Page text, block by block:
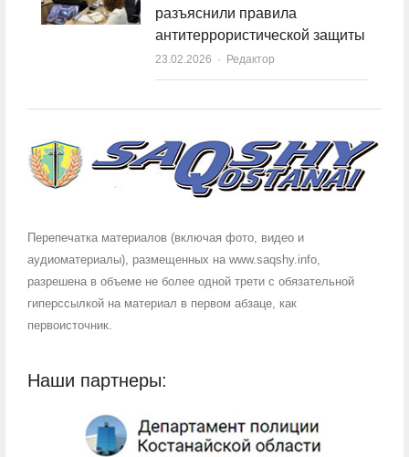
разъяснили правила
антитеррористической защиты
23.02.2026 Author
Редактор
Перепечатка материалов (включая фото, видео и
аудиоматериалы), размещенных на www.saqshy.info,
разрешена в объеме не более одной трети с обязательной
гиперссылкой на материал в первом абзаце, как
первоисточник.
Наши партнеры: